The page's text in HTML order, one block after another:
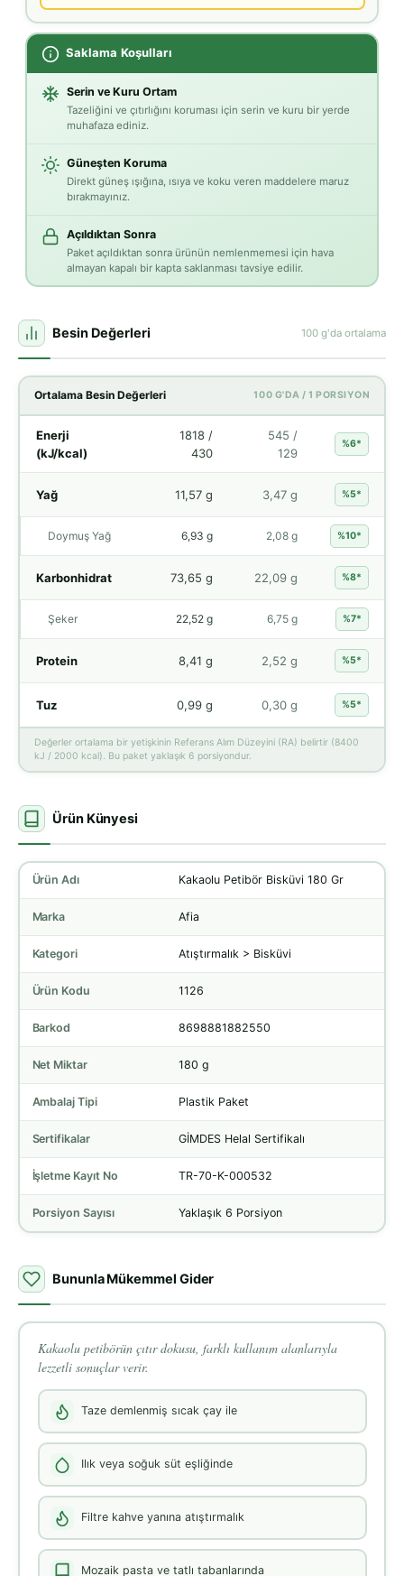
Saklama Koşulları
Serin ve Kuru Ortam
Tazeliğini ve çıtırlığını koruması için serin ve kuru bir yerde
muhafaza ediniz.
Güneşten Koruma
Direkt güneş ışığına, ısıya ve koku veren maddelere maruz
bırakmayınız.
Açıldıktan Sonra
Paket açıldıktan sonra ürünün nemlenmemesi için hava
almayan kapalı bir kapta saklanması tavsiye edilir.
Besin Değerleri 100 g'da ortalama
Ortalama Besin Değerleri 100 G'DA / 1 PORSIYON
Enerji
(kJ/kcal)
1818 /
430
545 /
129
%6*
Yağ 11,57 g 3,47 g %5*
Doymuş Yağ 6,93 g 2,08 g %10*
Karbonhidrat 73,65 g 22,09 g %8*
Şeker 22,52 g 6,75 g %7*
Protein 8,41 g 2,52 g %5*
Tuz 0,99 g 0,30 g %5*
Değerler ortalama bir yetişkinin Referans Alım Düzeyini (RA) belirtir (8400
kJ / 2000 kcal). Bu paket yaklaşık 6 porsiyondur.
Ürün Künyesi
Ürün Adı Kakaolu Petibör Bisküvi 180 Gr
Marka Afia
Kategori Atıştırmalık > Bisküvi
Ürün Kodu 1126
Barkod 8698881882550
Net Miktar 180 g
Ambalaj Tipi Plastik Paket
Sertifikalar GİMDES Helal Sertifikalı
İşletme Kayıt No TR-70-K-000532
Porsiyon Sayısı Yaklaşık 6 Porsiyon
Bununla Mükemmel Gider
Kakaolu petibörün çıtır dokusu, farklı kullanım alanlarıyla
lezzetli sonuçlar verir.
Taze demlenmiş sıcak çay ile
Ilık veya soğuk süt eşliğinde
Filtre kahve yanına atıştırmalık
Mozaik pasta ve tatlı tabanlarında